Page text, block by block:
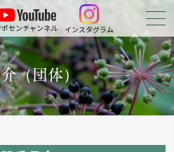
センチャンネル インスタグラム
りについて
に参加する
（団体）